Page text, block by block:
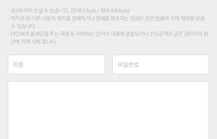
200자까지 쓰실 수 있습니다. (현재 0 byte / 최대 400byte)
저작권 등 다른 사람의 권리를 침해하거나 명예를 훼손하는 댓글은 관련 법률에 의해 제재를 받을
수 있습니다.
타인에게 불쾌감을 주는 욕설 등 비하하는 단어가 내용에 포함되거나 인신공격성 글은 관리자의 판
단에 의해 삭제 합니다.